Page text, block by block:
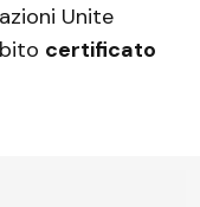
Unite
certificato